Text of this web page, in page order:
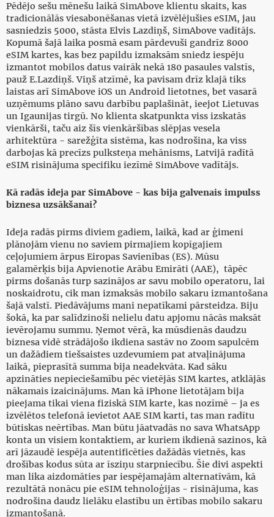
Pēdējo sešu mēnešu laikā SimAbove klientu skaits, kas
tradicionālās viesabonēšanas vietā izvēlējušies eSIM, jau
sasniedzis 5000, stāsta Elvis Lazdiņš, SimAbove vadītājs.
Kopumā šajā laika posmā esam pārdevuši gandrīz 8000
eSIM kartes, kas bez papildu izmaksām sniedz iespēju
izmantot mobilos datus vairāk nekā 180 pasaules valstīs,
pauž E.Lazdiņš. Viņš atzīmē, ka pavisam drīz klajā tiks
laistas arī SimAbove iOS un Android lietotnes, bet vasarā
uzņēmums plāno savu darbību paplašināt, ieejot Lietuvas
un Igaunijas tirgū. No klienta skatpunkta viss izskatās
vienkārši, taču aiz šīs vienkāršības slēpjas vesela
arhitektūra - sarežģīta sistēma, kas nodrošina, ka viss
darbojas kā precīzs pulksteņa mehānisms, Latvijā radītā
eSIM risinājuma specifiku iezīmē SimAbove vadītājs.
Kā radās ideja par SimAbove - kas bija galvenais impulss
biznesa uzsākšanai?
Ideja radās pirms diviem gadiem, laikā, kad ar ģimeni
plānojām vienu no saviem pirmajiem kopīgajiem
ceļojumiem ārpus Eiropas Savienības (ES). Mūsu
galamērķis bija Apvienotie Arābu Emirāti (AAE), tāpēc
pirms došanās turp sazinājos ar savu mobilo operatoru, lai
noskaidrotu, cik man izmaksās mobilo sakaru izmantošana
šajā valstī. Piedāvājums mani nepatīkami pārsteidza. Biju
šokā, ka par salīdzinoši nelielu datu apjomu nācās maksāt
ievērojamu summu. Ņemot vērā, ka mūsdienās daudzu
biznesa vidē strādājošo ikdiena sastāv no Zoom sapulcēm
un dažādiem tiešsaistes uzdevumiem pat atvaļinājuma
laikā, pieprasītā summa bija neadekvāta. Kad sāku
apzināties nepieciešamību pēc vietējās SIM kartes, atklājās
nākamais izaicinājums. Man kā iPhone lietotājam bija
pieejama tikai viena fiziskā SIM karte, kas nozīmē – ja es
izvēlētos telefonā ievietot AAE SIM karti, tas man radītu
būtiskas neērtības. Man būtu jāatvadās no sava WhatsApp
konta un visiem kontaktiem, ar kuriem ikdienā sazinos, kā
arī jāzaudē iespēja autentificēties dažādās vietnēs, kas
drošības kodus sūta ar īsziņu starpniecību. Šie divi aspekti
man lika aizdomāties par iespējamajām alternatīvām, kā
rezultātā nonācu pie eSIM tehnoloģijas - risinājuma, kas
nodrošina daudz lielāku elastību un ērtības mobilo sakaru
izmantošanā.